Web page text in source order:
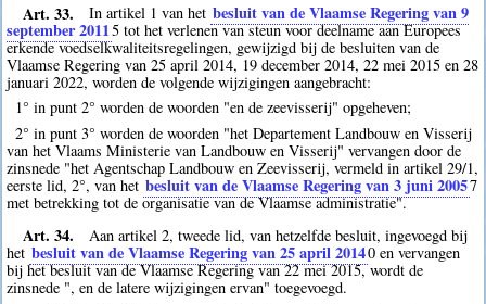
Art. 33. In artikel 1 van het besluit van de Vlaamse Regering van 9
september 20115 tot het verlenen van steun voor deelname aan Europees
erkende voedselkwaliteitsregelingen, gewijzigd bij de besluiten van de
Vlaamse Regering van 25 april 2014, 19 december 2014, 22 mei 2015 en 28
januari 2022, worden de volgende wijzigingen aangebracht:
1° in punt 2° worden de woorden "en de zeevisserij" opgeheven;
2° in punt 3° worden de woorden "het Departement Landbouw en Visserij
van het Vlaams Ministerie van Landbouw en Visserij" vervangen door de
zinsnede "het Agentschap Landbouw en Zeevisserij, vermeld in artikel 29/1,
eerste lid, 2°, van het besluit van de Vlaamse Regering van 3 juni 20057
met betrekking tot de organisatie van de Vlaamse administratie".
Art. 34.
Aan artikel 2, tweede lid, van hetzelfde besluit, ingevoegd bij
het besluit van de Vlaamse Regering van 25 april 20140 en vervangen
bij het besluit van de Vlaamse Regering van 22 mei 2015, wordt de
zinsnede ", en de latere wijzigingen ervan" toegevoegd.